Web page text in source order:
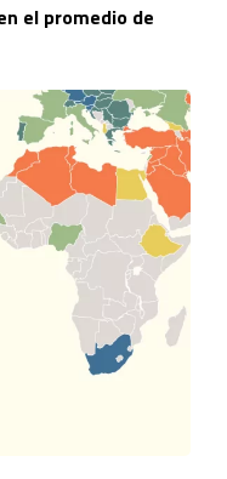
el promedio de